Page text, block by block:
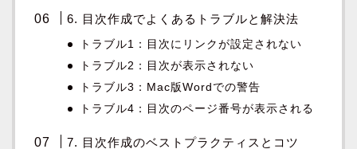
6. 目次作成でよくあるトラブルと解決法
トラブル1：目次にリンクが設定されない
トラブル2：目次が表示されない
トラブル3：Mac版Wordでの警告
トラブル4：目次のページ番号が表示される
7. 目次作成のベストプラクティスとコツ